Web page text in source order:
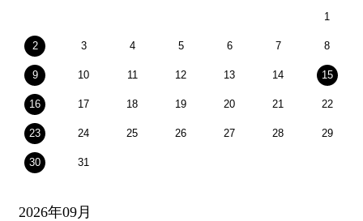
1
2 3 4 5 6 7 8
9 10 11 12 13 14 15
16 17 18 19 20 21 22
23 24 25 26 27 28 29
30 31
2026年09月